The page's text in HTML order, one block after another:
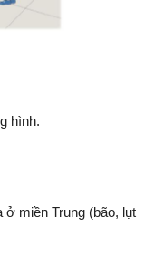
hình.
ở miền Trung (bão, lụt